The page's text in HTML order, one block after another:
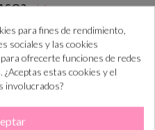
+info
En 5-10 días lab.
lo tendás en casa
para fines de rendimiento,
sociales y las cookies
ofrecerte funciones de redes
estas cookies y el
involucrados?